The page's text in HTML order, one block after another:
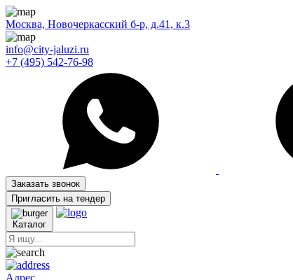
Москва, Новочеркасский б-р, д.41, к.3
info@city-jaluzi.ru
+7 (495) 542-76-98
Заказать звонок
Пригласить на тендер
Каталог
Адрес